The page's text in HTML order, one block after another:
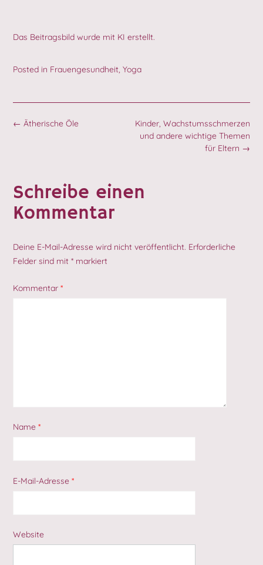
Das Beitragsbild wurde mit KI erstellt.
Posted in Frauengesundheit, Yoga
Post
Kinder, Wachstumsschmerzen
und andere wichtige Themen
für Eltern →
← Ätherische Öle
Schreibe einen
Kommentar
Deine E-Mail-Adresse wird nicht veröffentlicht. Erforderliche
Felder sind mit * markiert
Kommentar *
Name *
E-Mail-Adresse *
Website